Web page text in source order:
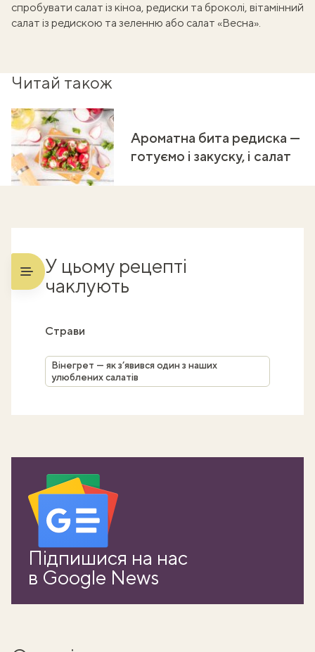
спробувати салат із кіноа, редиски та броколі, вітамінний
салат із редискою та зеленню або салат «Весна».
Читай також
Ароматна бита редиска —
готуємо і закуску, і салат
У цьому рецепті
чаклують
Страви
Вінегрет — як з’явився один з наших
улюблених салатів
Підпишися на нас
в Google News